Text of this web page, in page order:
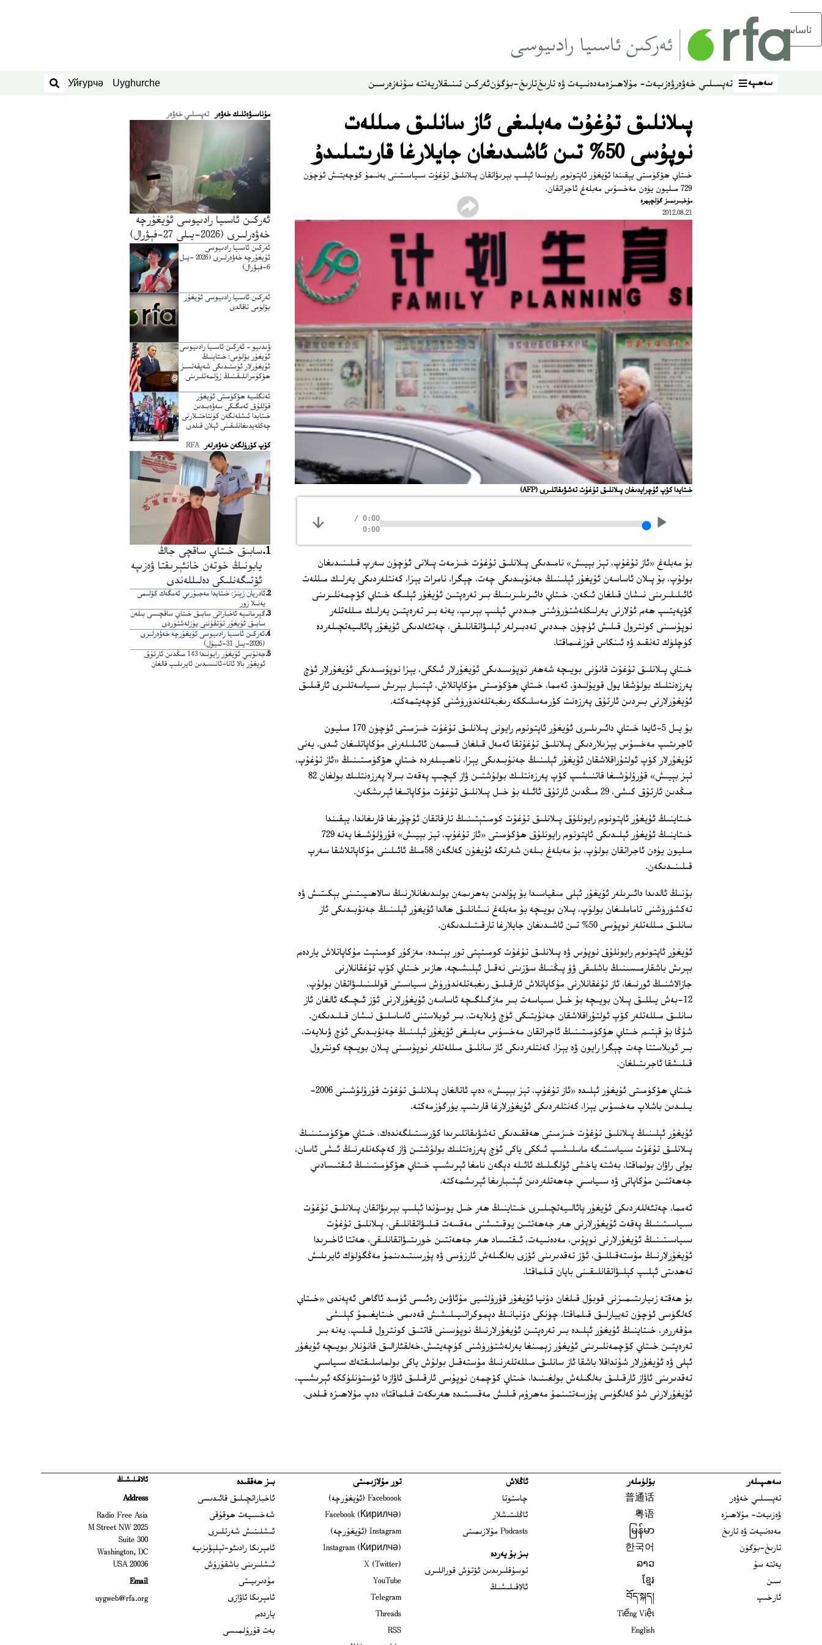
ئاساسلىق مەزمۇنغا ئاتلاڭ
سەھىپە
سەھىپە تەپسىلىي خەۋەرۋەزىيەت- مۇلاھىزەمەدەنىيەت ۋە تارىختارىخ-بۈگۈنئەركىن تىنىقلاريەتتە سۇنەزەرسىن Uyghurche
Уйғурчә
ئىزدەش
پىلانلىق تۇغۇت مەبلىغى ئاز سانلىق مىللەت
نوپۇسى 50% تىن ئاشىدىغان جايلارغا قارىتىلىدۇ
خىتاي ھۆكۈمىتى يېقىندا ئۇيغۇر ئاپتونوم رايونىدا ئېلىپ بېرىۋاتقان پىلانلىق تۇغۇت سىياسىتىنى يەنىمۇ كۈچەيتىش ئۈچۈن
729 مىليون يۈەن مەخسۇس مەبلەغ ئاجراتقان.
مۇخبىرىمىز گۈلچېھرە
2012.08.21
خىتايدا كۆپ ئۇچرايدىغان پىلانلىق تۇغۇت تەشۋىقاتلىرى(AFP)
0:00
/
0:00
بۇ مەبلەغ «ئاز تۇغۇپ، تېز بېيىش» نامىدىكى پىلانلىق تۇغۇت خىزمەت پىلانى ئۈچۈن سەرپ قىلىنىدىغان
بولۇپ، بۇ پىلان ئاساسەن ئۇيغۇر ئېلىنىڭ جەنۇبىدىكى چەت، چېگرا، نامرات يېزا، كەنتلەردىكى يەرلىك مىللەت
ئائىلىلىرىنى نىشان قىلغان ئىكەن. خىتاي دائىرىلىرىنىڭ بىر تەرەپتىن ئۇيغۇر ئېلىگە خىتاي كۆچمەنلىرىنى
كۆپەيتىپ ھەم ئۇلارنى يەرلىكلەشتۈرۈشنى جىددىي ئېلىپ بېرىپ، يەنە بىر تەرەپتىن يەرلىك مىللەتلەر
نوپۇسىنى كونترول قىلىش ئۈچۈن جىددىي تەدبىرلەر ئېلىۋاتقانلىقى، چەتئەلدىكى ئۇيغۇر پائالىيەتچىلەردە
كۈچلۈك تەنقىد ۋە ئىنكاس قوزغىماقتا.
خىتاي پىلانلىق تۇغۇت قانۇنى بويىچە شەھەر نوپۇسىدىكى ئۇيغۇرلار ئىككى، يېزا نوپۇسىدىكى ئۇيغۇرلار ئۈچ
پەرزەنتلىك بولۇشقا يول قويۇلىدۇ. ئەمما، خىتاي ھۆكۈمىتى مۇكاپاتلاش، ئېتىبار بېرىش سىياسەتلىرى ئارقىلىق
ئۇيغۇرلارنى بىردىن ئارتۇق پەرزەنت كۆرمەسلىككە رىغبەتلەندۈرۈشنى كۈچەيتمەكتە.
بۇ يىل 5-ئايدا خىتاي دائىرىلىرى ئۇيغۇر ئاپتونوم رايونى پىلانلىق تۇغۇت خىزمىتى ئۈچۈن 170 مىليون
ئاجرىتىپ مەخسۇس يېزىلاردىكى پىلانلىق تۇغۇتقا ئەمەل قىلغان قىسمەن ئائىلىلەرنى مۇكاپاتلىغان ئىدى. يەنى
ئۇيغۇرلار كۆپ ئولتۇراقلاشقان ئۇيغۇر ئېلىنىڭ جەنۇبىدىكى يېزا، ناھىيىلەردە خىتاي ھۆكۈمىتىنىڭ «ئاز تۇغۇپ،
تېز بېيىش» قۇرۇلۇشىغا قاتنىشىپ كۆپ پەرزەنتلىك بولۇشتىن ۋاز كېچىپ پەقەت بىرلا پەرزەنتلىك بولغان 82
مىڭدىن ئارتۇق كىشى، 29 مىڭدىن ئارتۇق ئائىلە بۇ خىل پىلانلىق تۇغۇت مۇكاپاتىغا ئېرىشكەن.
خىتاينىڭ ئۇيغۇر ئاپتونوم رايونلۇق پىلانلىق تۇغۇت كومىتېتىنىڭ تارقاتقان ئۇچۇرىغا قارىغاندا، يېقىندا
خىتاينىڭ ئۇيغۇر ئېلىدىكى ئاپتونوم رايونلۇق ھۆكۈمىتى «ئاز تۇغۇپ، تېز بېيىش» قۇرۇلۇشىغا يەنە 729
مىليون يۈەن ئاجراتقان بولۇپ، بۇ مەبلەغ بىلەن شەرتكە ئۇيغۇن كەلگەن 58مىڭ ئائىلىنى مۇكاپاتلاشقا سەرپ
قىلىنىدىكەن.
بۇنىڭ ئالدىدا دائىرىلەر ئۇيغۇر ئېلى مىقياسىدا بۇ پۇلدىن بەھرىمەن بولىدىغانلارنىڭ سالاھىيىتىنى بېكىتىش ۋە
تەكشۈرۈشنى تاماملىغان بولۇپ، پىلان بويىچە بۇ مەبلەغ نىشانلىق ھالدا ئۇيغۇر ئېلىنىڭ جەنۇبىدىكى ئاز
سانلىق مىللەتلەر نوپۇسى 50% تىن ئاشىدىغان جايلارغا تارقىتىلىدىكەن.
ئۇيغۇر ئاپتونوم رايونلۇق نوپۇس ۋە پىلانلىق تۇغۇت كومىتېتى تور بېتىدە، مەزكۇر كومىتېت مۇكاپاتلاش ياردەم
بېرىش باشقارمىسىنىڭ باشلىقى ۋۇ پىڭنىڭ سۆزىنى نەقىل ئېلىشىچە، ھازىر خىتاي كۆپ تۇغقانلارنى
جازالاشنىڭ ئورنىغا، ئاز تۇغقانلارنى مۇكاپاتلاش ئارقىلىق رىغبەتلەندۈرۈش سىياسىتى قوللىنىلىۋاتقان بولۇپ،
12-بەش يىللىق پىلان بويىچە بۇ خىل سىياسەت بىر مەزگىلگىچە ئاساسەن ئۇيغۇرلارنى ئۆز ئىچىگە ئالغان ئاز
سانلىق مىللەتلەر كۆپ ئولتۇراقلاشقان جەنۇبتىكى ئۈچ ۋىلايەت، بىر ئوبلاستنى ئاساسلىق نىشان قىلىدىكەن.
شۇڭا بۇ قېتىم خىتاي ھۆكۈمىتىنىڭ ئاجراتقان مەخسۇس مەبلىغى ئۇيغۇر ئېلىنىڭ جەنۇبىدىكى ئۈچ ۋىلايەت،
بىر ئوبلاستتا چەت چېگرا رايون ۋە يېزا، كەنتلەردىكى ئاز سانلىق مىللەتلەر نوپۇسىنى پىلان بويىچە كونترول
قىلىشقا ئاجرىتىلغان.
خىتاي ھۆكۈمىتى ئۇيغۇر ئېلىدە «ئاز تۇغۇپ، تېز بېيىش» دەپ ئاتالغان پىلانلىق تۇغۇت قۇرۇلۇشىنى 2006-
يىلىدىن باشلاپ مەخسۇس يېزا، كەنتلەردىكى ئۇيغۇرلارغا قارىتىپ يۈرگۈزمەكتە.
ئۇيغۇر ئېلىنىڭ پىلانلىق تۇغۇت خىزمىتى ھەققىدىكى تەشۋىقاتلىرىدا كۆرسىتىلگەندەك، خىتاي ھۆكۈمىتىنىڭ
پىلانلىق تۇغۇت سىياسىتىگە ماسلىشىپ ئىككى ياكى ئۈچ پەرزەنتلىك بولۇشتىن ۋاز كەچكەنلەرنىڭ ئىشى ئاسان،
يولى راۋان بولماقتا. بەشتە ياخشى ئۈلگىلىك ئائىلە دېگەن نامغا ئېرىشىپ خىتاي ھۆكۈمىتىنىڭ ئىقتىسادىي
جەھەتتىن مۇكاپاتى ۋە سىياسىي جەھەتلەردىن ئېتىبارىغا ئېرىشمەكتە.
ئەمما، چەتئەللەردىكى ئۇيغۇر پائالىيەتچىلىرى خىتاينىڭ ھەر خىل يوسۇندا ئېلىپ بېرىۋاتقان پىلانلىق تۇغۇت
سىياسىتىنىڭ پەقەت ئۇيغۇرلارنى ھەر جەھەتتىن يوقىتىشنى مەقسەت قىلىۋاتقانلىقى، پىلانلىق تۇغۇت
سىياسىتىنىڭ ئۇيغۇرلارنى نوپۇس، مەدەنىيەت، ئىقتىساد ھەر جەھەتتىن خورىتىۋاتقانلىقى، ھەتتا ئاخىرىدا
ئۇيغۇرلارنىڭ مۇستەقىللىق، ئۆز تەقدىرىنى ئۆزى بەلگىلەش ئارزۇسى ۋە پۇرسىتىدىنمۇ مەڭگۈلۈك ئايرىلىش
تەھدىتى ئېلىپ كېلىۋاتقانلىقىنى بايان قىلماقتا.
بۇ ھەقتە زىيارىتىمىزنى قوبۇل قىلغان دۇنيا ئۇيغۇر قۇرۇلتىيى مۇئاۋىن رەئىسى ئۈمىد ئاگاھى ئەپەندى «خىتاي
كەلگۈسى ئۈچۈن تەييارلىق قىلماقتا، چۈنكى دۇنيانىڭ دېموكراتىيىلىشىش قەدىمى خىتايغىمۇ كېلىشى
مۇقەررەر، خىتاينىڭ ئۇيغۇر ئېلىدە بىر تەرەپتىن ئۇيغۇرلارنىڭ نوپۇسىنى قاتتىق كونترول قىلىپ، يەنە بىر
تەرەپتىن خىتاي كۆچمەنلىرىنى ئۇيغۇر زېمىنغا يەرلەشتۈرۈشنى كۈچەيتىش،خەلقئارالىق قانۇنلار بويىچە ئۇيغۇر
ئېلى ۋە ئۇيغۇرلار شۇنداقلا باشقا ئاز سانلىق مىللەتلەرنىڭ مۇستەقىل بولۇش ياكى بولماسلىقتەك سىياسىي
تەقدىرىنى ئاۋاز ئارقىلىق بەلگىلەش بولغىنىدا، خىتاي كۆچمەن نوپۇسى ئارقىلىق ئاۋازدا ئۈستۈنلۈككە ئېرىشىپ،
ئۇيغۇرلارنى شۇ كەلگۈسى پۇرسەتتىنمۇ مەھرۇم قىلىش مەقسىتىدە ھەرىكەت قىلماقتا» دەپ مۇلاھىزە قىلدى.
ﻣﯘﻧﺎﺳﯩﯟﻩﺗﻠﯩﻚ ﺧﻪﯞﻩﺭ تەپسىلىي خەۋەر
ئەركىن ئاسىيا رادىيوسى ئۇيغۇرچە
خەۋەرلىرى (2026-يىلى 27-فېۋرال)
ئەركىن ئاسىيا رادىيوسى
ئۇيغۇرچە خەۋەرلىرى (2026 -يىل
6-فېۋرال)
ئەركىن ئاسىيا رادىيوسى ئۇيغۇر
بۆلۈمى تاقالدى
ۋىدىيو – ئەركىن ئاسىيا رادىيوسى
ئۇيغۇر بۆلۈمى: خىتاينىڭ
ئۇيغۇرلار ئۈستىدىكى شەپقەتسىز
ھۆكۈمرانلىقىنىڭ زۇلمەتلىرىنى
ئەنگلىيە ھۆكۈمىتى ئۇيغۇر
قۇللۇق ئەمگىكى سەۋەبىدىن
خىتايدا ئىشلەنگەن كۈنتاختىلارنى
چەكلەيدىغانلىقىنى ئېلان قىلدى
كۆپ كۆرۈلگەن خەۋەرلەر
RFA
1
.سابىق خىتاي ساقچى جاڭ
يابونىڭ خوتەن خانئېرىقتا ۋەزىپە
ئۆتىگەنلىكى دەلىللەندى
2
.ئادريان زېنز: خىتايدا مەجبۇرىي ئەمگەك كۆلىمى
يەنىلا زور
3
.گېرمانىيە ئاخباراتى سابىق خىتاي ساقچىسى بىلەن
سابىق ئۇيغۇر تۇتقۇننى يۈزلەشتۈردى
4
.ئەركىن ئاسىيا رادىيوسى ئۇيغۇرچە خەۋەرلىرى
(2026-يىل 31-ئىيۇل)
5
.
جەنۇبىي ئۇيغۇر رايونىدا 143 مىڭدىن ئارتۇق
ئويغۇر بالا ئاتا-ئانىسىدىن ئايرىلىپ قالغان
سەھىپىلەر
تەپسىلىي خەۋەر
ۋەزىيەت- مۇلاھىزە
مەدەنىيەت ۋە تارىخ
تارىخ-بۈگۈن
يەتتە سۇ
سىن
ئارخىپ
بۆلۈملەر
普通话
粤语
မြန်မာ
한국어
ລາວ
ខ្មែរ
བོད་སྐད།
Tiếng Việt
English
ئاڭلاش
چاستوتا
ئاڭلىتىشلار
Podcasts مۇلازىمىتى
بىز بۇ يەردە
توسۇقلىرىدىن ئۆتۈش قوراللىرى Opens in new window
ئالاقىلىشىڭ
تور مۇلازىمىتى
Faceboook (ئۇيغۇرچە)
Opens in new window
Facebook (Кирилчә)
Opens in new window
Instagram (ئۇيغۇرچە)
Opens in new window
Instagram (Кирилчә)
Opens in new window
X (Twitter)
Opens in new window
YouTube
Opens in new window
Telegram
Opens in new window
Threads
Opens in new window
RSS
بىز ھەققىدە
ئاخباراتچىلىق قائىدىسى
شەخسىيەت ھوقۇقى
ئىشلىتىش شەرتلىرى
ئامېرىكا رادىئو-تېلېۋىزىيە
ئىشلىرىنى باشقۇرۇش
مۇدىرىيىتى
ئامېرىكا ئاۋازى
ياردەم
بەت قۇرۇلمىسى
ئالاقىلىشىڭ
Address
Radio Free Asia
2025 M Street NW
Suite 300
Washington, DC
20036 USA
Email
uygweb@rfa.org